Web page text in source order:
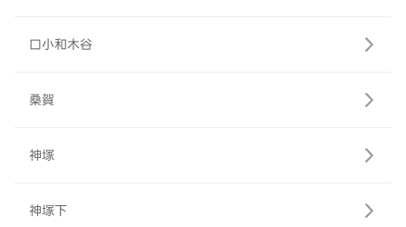
口小和木谷
桑賀
神塚
神塚下